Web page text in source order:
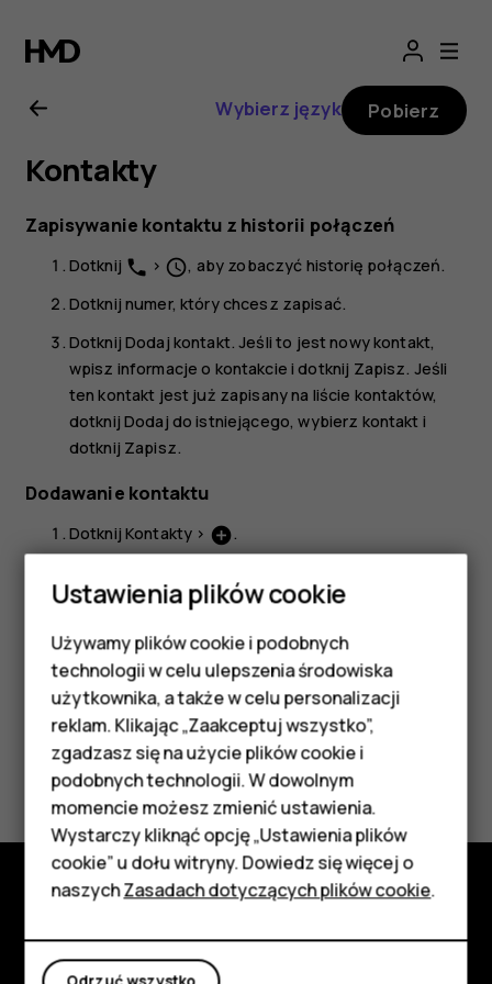
Nokia
X10
—
instrukcja
obsługi
Smartfony
Telefony z funkcjami
podstawowymi
Akcesoria
HMD Terra M
Tablety
Moje konto
Wybierz język Pobierz
Kontakty
Zapisywanie kontaktu z historii połączeń
Dotknij phone > schedule, aby zobaczyć historię połączeń.
Dotknij numer, który chcesz zapisać.
DotknijDodaj kontakt. Jeśli to jest nowy kontakt,
wpisz informacje o kontakcie i dotknij Zapisz. Jeśli
ten kontakt jest już zapisany na liście kontaktów,
dotknijDodaj do istniejącego, wybierz kontakt i
dotknij Zapisz.
Dodawanie kontaktu
DotknijKontakty > add_circle.
Naciśnij przyciskZapisz.
Czy te informacje były pomocne?
Tak Nie
Informacje
Ustawienia plików cookie
Używamy plików cookie i podobnych
technologii w celu ulepszenia środowiska
użytkownika, a także w celu personalizacji
reklam. Klikając „Zaakceptuj wszystko”,
zgadzasz się na użycie plików cookie i
podobnych technologii. W dowolnym
momencie możesz zmienić ustawienia.
Wystarczy kliknąć opcję „Ustawienia plików
cookie” u dołu witryny. Dowiedz się więcej o
naszychZasadach dotyczących plików cookie.